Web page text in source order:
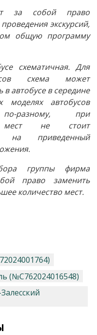
за собой право
экскурсий,
общую программу
схематичная. Для
схема может
в автобусе в середине
моделях автобусов
разному, при
мест не стоит
на приведенный
группы фирма
право заменить
количество мест.
(№С762024016548)